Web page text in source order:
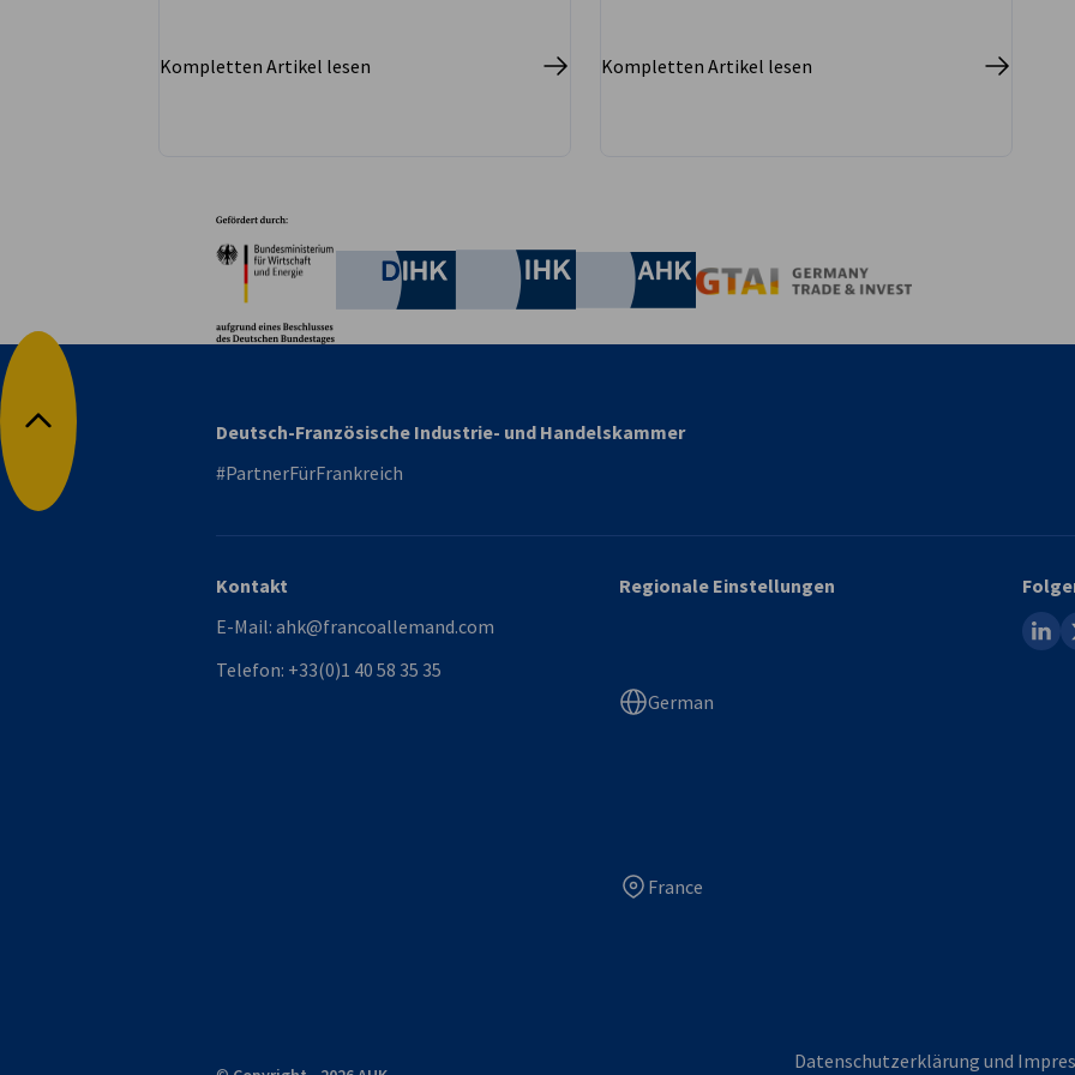
Kompletten Artikel lesen
Kompletten Artikel lesen
Deutsche Industrie- und Handelskammer
Industrie- und Handelskammer
AHK.de
Nach oben
Deutsch-Französische Industrie- und Handelskammer
#PartnerFürFrankreich
Kontakt
E-Mail: ahk@francoallemand.com
Telefon: +33(0)1 40 58 35 35
Regionale Einstellungen
German
France
Datenschutzerklärung und